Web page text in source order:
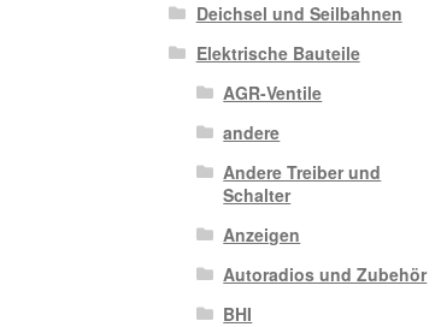
Deichsel und Seilbahnen
Elektrische Bauteile
AGR-Ventile
andere
Andere Treiber und
Schalter
Anzeigen
Autoradios und Zubehör
BHI